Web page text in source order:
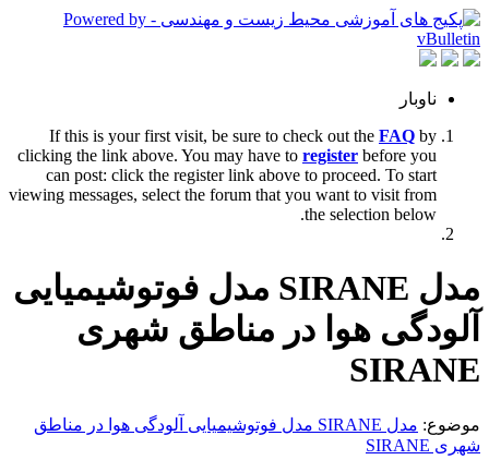
ناوبار
If this is your first visit, be sure to check out the FAQ by
clicking the link above. You may have to register before you
can post: click the register link above to proceed. To start
viewing messages, select the forum that you want to visit from
the selection below.
مدل SIRANE مدل فوتوشیمیایی
آلودگی هوا در مناطق شهری
SIRANE
موضوع:
مدل SIRANE مدل فوتوشیمیایی آلودگی هوا در مناطق
شهری SIRANE